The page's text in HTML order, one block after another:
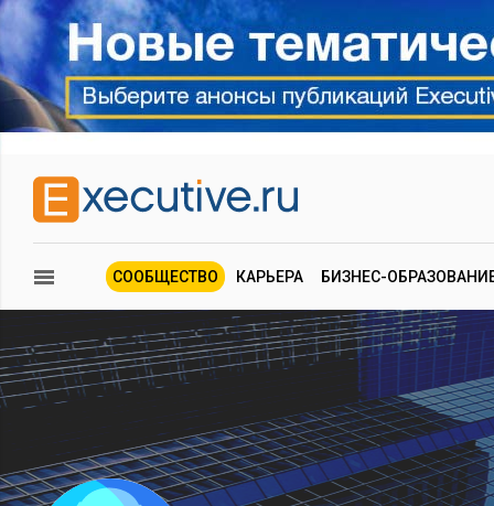
СООБЩЕСТВО КАРЬЕРА БИЗНЕС-